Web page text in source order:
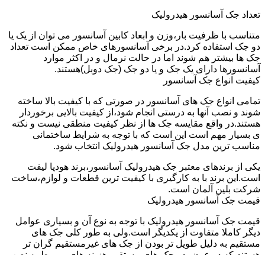
تعداد جک آسانسور هیدرولیک
متناسب با ظرفیت بار،وزن و ابعاد کابین آسانسور می توان از یک یا
دو جک استفاده کرد.در برخی آسانسورهای خاص ممکن است تعداد
جک ها بیشتر هم شوند اما در حالت نرمال و در اکثر موارد
آسانسورها دارای یک جک و یا دو جک (جک دوبل)هستند.
کیفیت انواع جک آسانسور
تمامی انواع جک های آسانسور در صورتی که با کیفیت بالا ساخته
شوند و نصب آنها به درستی انجام شود،از کیفیت بالایی برخوردار
هستند.در واقع مقایسه جک ها از نظر کیفیت منطقی نیست و نکته
ی بسیار مهم است این است که با توجه به شرایط ساختمانی
مناسب ترین مدل جک آسانسور هیدرولیک انتخاب شود.
یکی از برندهای معتبر جک هیدرولیک آسانسور،برند هودپا لیفت
است.این برند با به کارگیری با کیفیت ترین قطعات و لوازم،ساخت
شرکت بلین آلمان است.
قیمت جک آسانسور هیدرولیک
قیمت جک آسانسور هیدرولیک با توجه به نوع آن و بسیاری عوامل
دیگر کاملا متفاوت از یکدیگر است.ولی به طور کلی جک های
مستقیم به دلیل طویل تر بودن از جک های غیرمستقیم گران تر